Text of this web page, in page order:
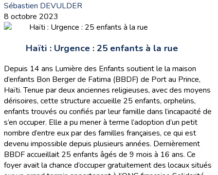
Sébastien DEVULDER
8 octobre 2023
Haïti : Urgence : 25 enfants à la rue
Depuis 14 ans Lumière des Enfants soutient le la maison
d’enfants Bon Berger de Fatima (BBDF) de Port au Prince,
Haïti. Tenue par deux anciennes religieuses, avec des moyens
dérisoires, cette structure accueille 25 enfants, orphelins,
enfants trouvés ou confiés par leur famille dans l’incapacité de
s’en occuper. Elle a pu mener à terme l’adoption d’un petit
nombre d’entre eux par des familles françaises, ce qui est
devenu impossible depuis plusieurs années. Dernièrement
BBDF accueillait 25 enfants âgés de 9 mois à 16 ans. Ce
foyer avait la chance d’occuper gratuitement des locaux situés